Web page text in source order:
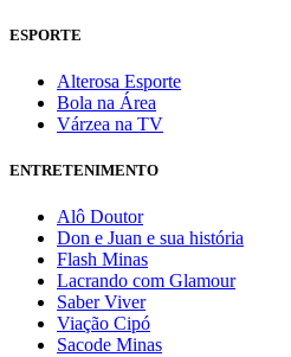
ESPORTE
Alterosa Esporte
Bola na Área
Várzea na TV
ENTRETENIMENTO
Alô Doutor
Don e Juan e sua história
Flash Minas
Lacrando com Glamour
Saber Viver
Viação Cipó
Sacode Minas